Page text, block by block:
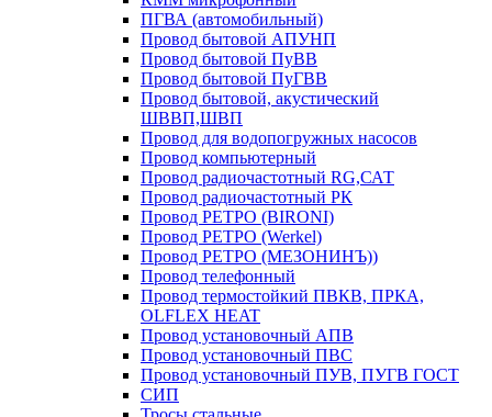
ПГВА (автомобильный)
Провод бытовой АПУНП
Провод бытовой ПуВВ
Провод бытовой ПуГВВ
Провод бытовой, акустический
ШВВП,ШВП
Провод для водопогружных насосов
Провод компьютерный
Провод радиочастотный RG,САТ
Провод радиочастотный РК
Провод РЕТРО (BIRONI)
Провод РЕТРО (Werkel)
Провод РЕТРО (МЕЗОНИНЪ))
Провод телефонный
Провод термостойкий ПВКВ, ПРКА,
OLFLEX HEAT
Провод установочный АПВ
Провод установочный ПВС
Провод установочный ПУВ, ПУГВ ГОСТ
СИП